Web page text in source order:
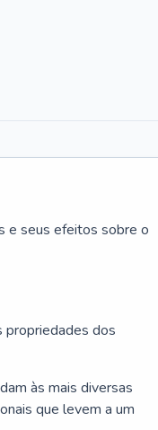
e seus efeitos sobre o
propriedades dos
às mais diversas
que levem a um